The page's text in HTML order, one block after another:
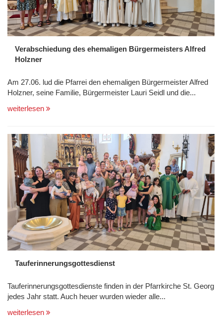
Verabschiedung des ehemaligen Bürgermeisters Alfred
Holzner
Am 27.06. lud die Pfarrei den ehemaligen Bürgermeister Alfred
Holzner, seine Familie, Bürgermeister Lauri Seidl und die...
weiterlesen
Tauferinnerungsgottesdienst
Tauferinnerungsgottesdienste finden in der Pfarrkirche St. Georg
jedes Jahr statt. Auch heuer wurden wieder alle...
weiterlesen